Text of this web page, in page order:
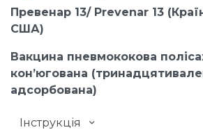
Превенар 13/ Prevenar 13
США)
Вакцина пневмококова
кон’югована
адсорбована)
Інструкція